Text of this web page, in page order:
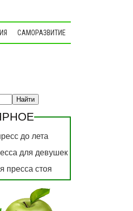
САМОРАЗВИТИЕ
до лета
для девушек
пресса стоя